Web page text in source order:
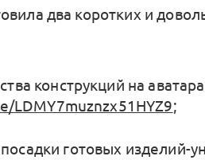
два коротких и
конструкций на
LDMY7muznzx51HYZ9;
готовых изделий-